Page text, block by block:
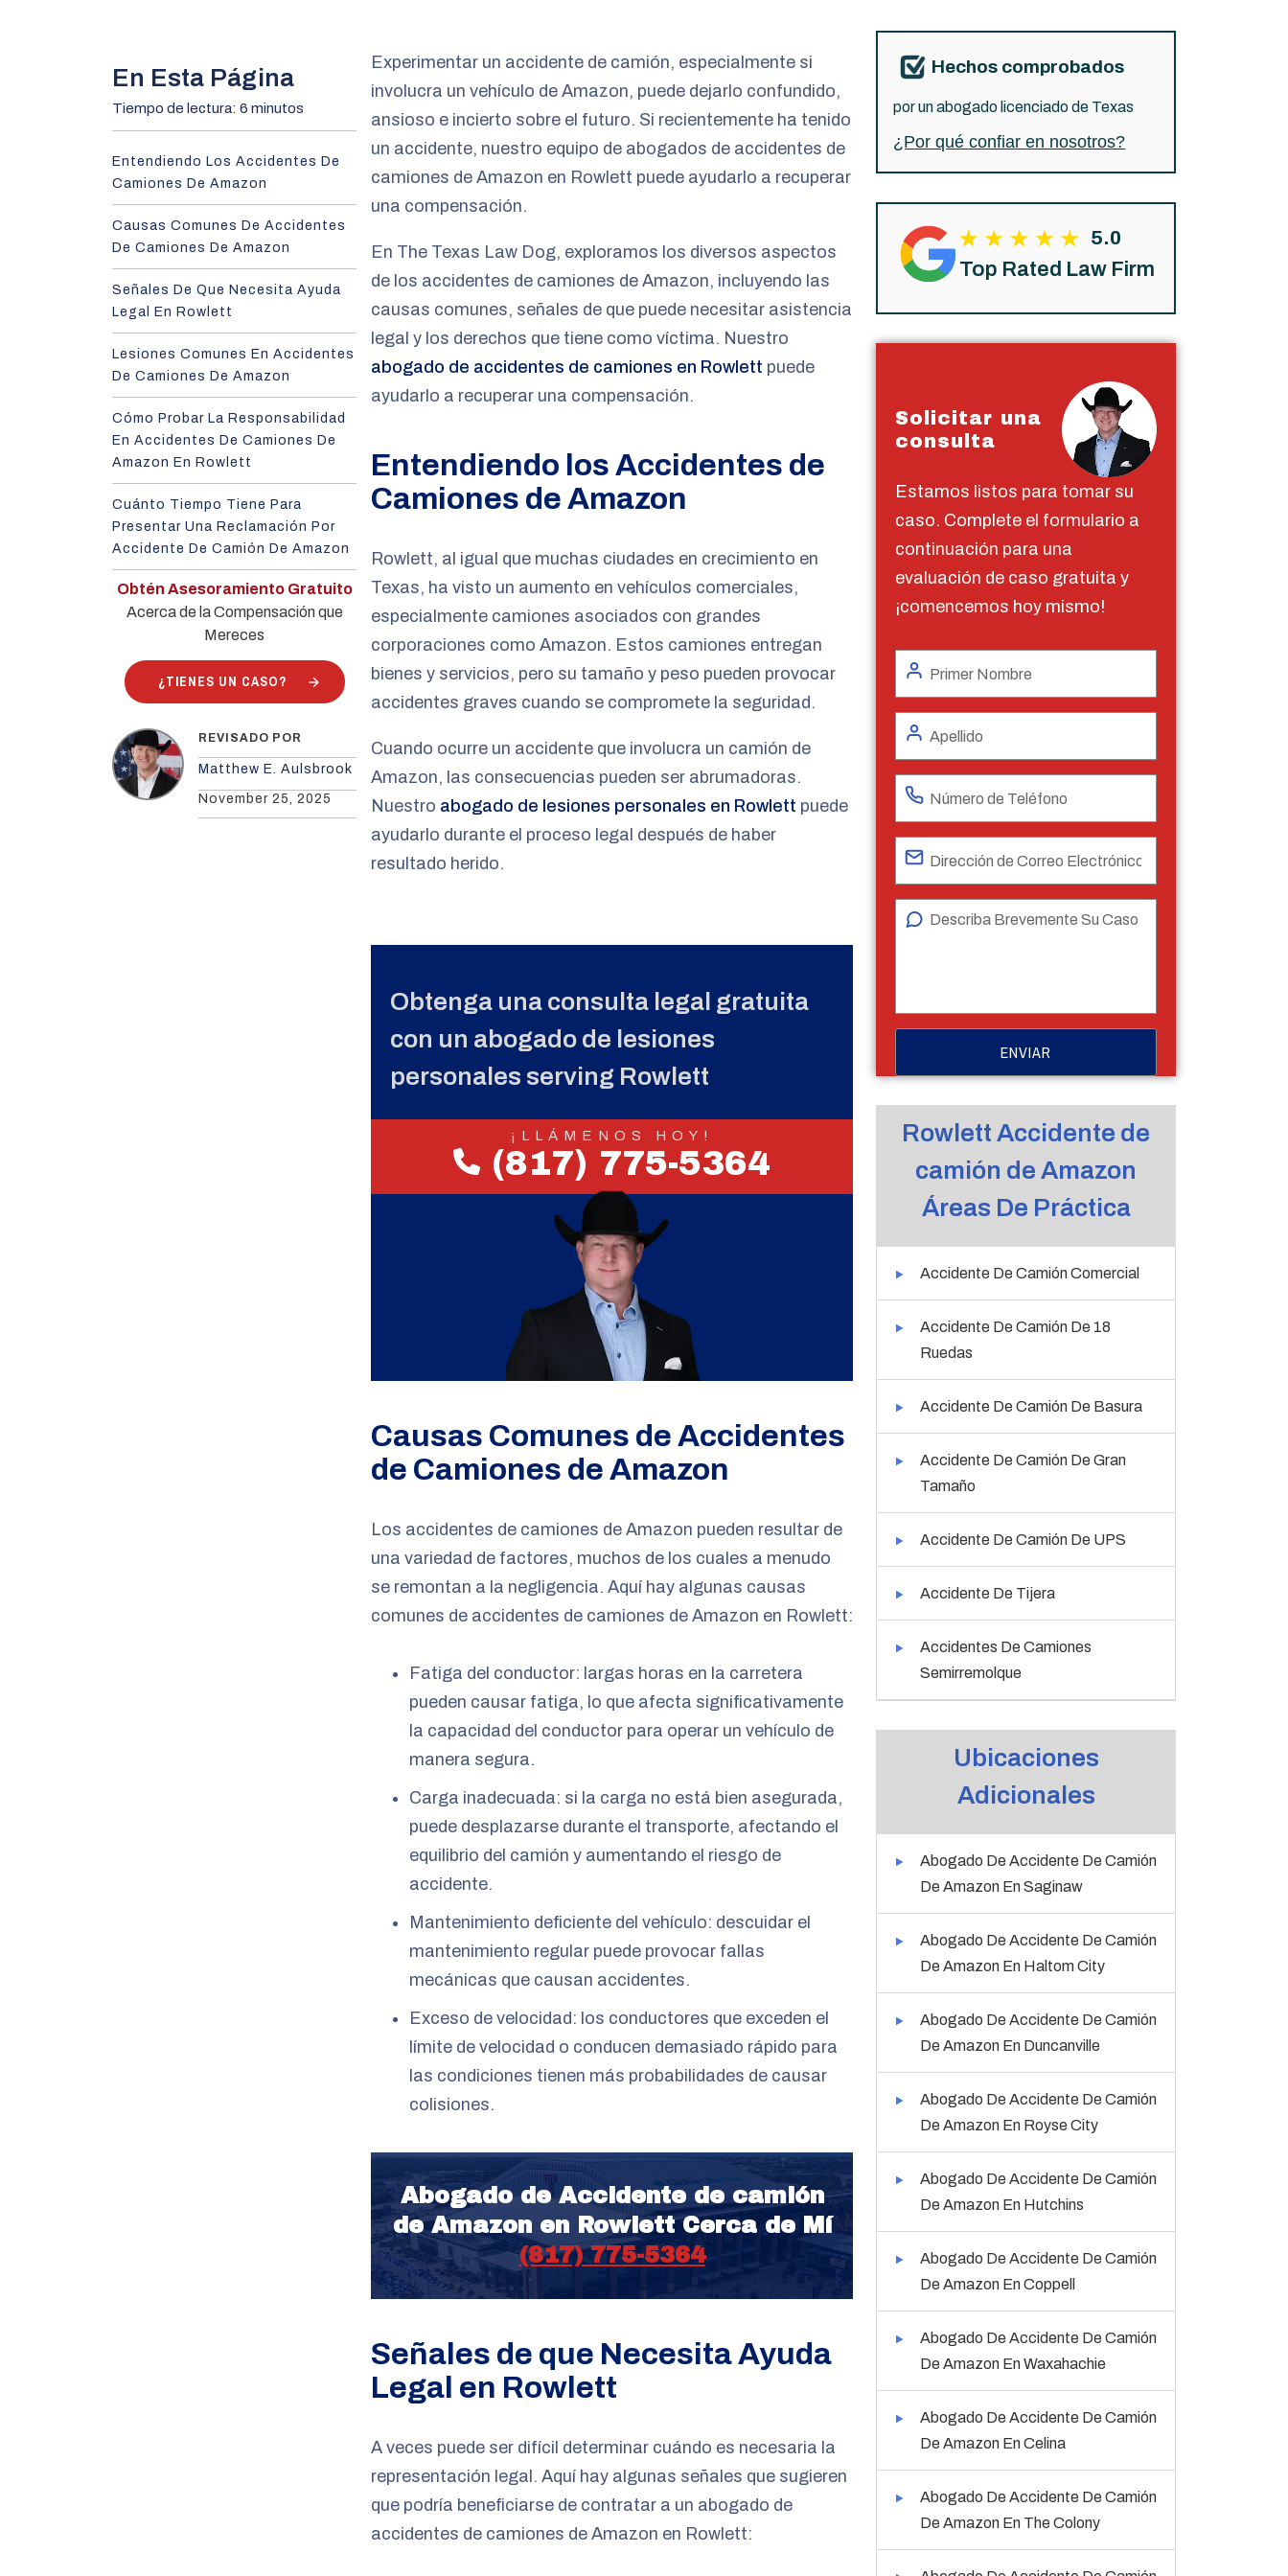
En Esta Página
Tiempo de lectura: 6 minutos
Entendiendo Los Accidentes De
Camiones De Amazon
Causas Comunes De Accidentes
De Camiones De Amazon
Señales De Que Necesita Ayuda
Legal En Rowlett
Lesiones Comunes En Accidentes
De Camiones De Amazon
Cómo Probar La Responsabilidad
En Accidentes De Camiones De
Amazon En Rowlett
Cuánto Tiempo Tiene Para
Presentar Una Reclamación Por
Accidente De Camión De Amazon
Obtén Asesoramiento Gratuito
Acerca de la Compensación que
Mereces
¿TIENES UN CASO?
REVISADO POR
Matthew E. Aulsbrook
November 25, 2025
Experimentar un accidente de camión, especialmente si
involucra un vehículo de Amazon, puede dejarlo confundido,
ansioso e incierto sobre el futuro. Si recientemente ha tenido
un accidente, nuestro equipo de abogados de accidentes de
camiones de Amazon en Rowlett puede ayudarlo a recuperar
una compensación.
En The Texas Law Dog, exploramos los diversos aspectos
de los accidentes de camiones de Amazon, incluyendo las
causas comunes, señales de que puede necesitar asistencia
legal y los derechos que tiene como víctima. Nuestro
abogado de accidentes de camiones en Rowlett puede
ayudarlo a recuperar una compensación.
Entendiendo los Accidentes de
Camiones de Amazon
Rowlett, al igual que muchas ciudades en crecimiento en
Texas, ha visto un aumento en vehículos comerciales,
especialmente camiones asociados con grandes
corporaciones como Amazon. Estos camiones entregan
bienes y servicios, pero su tamaño y peso pueden provocar
accidentes graves cuando se compromete la seguridad.
Cuando ocurre un accidente que involucra un camión de
Amazon, las consecuencias pueden ser abrumadoras.
Nuestro abogado de lesiones personales en Rowlett puede
ayudarlo durante el proceso legal después de haber
resultado herido.
Obtenga una consulta legal gratuita
con un abogado de lesiones
personales serving Rowlett
¡LLÁMENOS HOY!
(817) 775-5364
Causas Comunes de Accidentes
de Camiones de Amazon
Los accidentes de camiones de Amazon pueden resultar de
una variedad de factores, muchos de los cuales a menudo
se remontan a la negligencia. Aquí hay algunas causas
comunes de accidentes de camiones de Amazon en Rowlett:
Fatiga del conductor: largas horas en la carretera
pueden causar fatiga, lo que afecta significativamente
la capacidad del conductor para operar un vehículo de
manera segura.
Carga inadecuada: si la carga no está bien asegurada,
puede desplazarse durante el transporte, afectando el
equilibrio del camión y aumentando el riesgo de
accidente.
Mantenimiento deficiente del vehículo: descuidar el
mantenimiento regular puede provocar fallas
mecánicas que causan accidentes.
Exceso de velocidad: los conductores que exceden el
límite de velocidad o conducen demasiado rápido para
las condiciones tienen más probabilidades de causar
colisiones.
Abogado de Accidente de camión
de Amazon en Rowlett Cerca de Mí
(817) 775-5364
Señales de que Necesita Ayuda
Legal en Rowlett
A veces puede ser difícil determinar cuándo es necesaria la
representación legal. Aquí hay algunas señales que sugieren
que podría beneficiarse de contratar a un abogado de
accidentes de camiones de Amazon en Rowlett:
Hechos comprobados
por un abogado licenciado de Texas
¿Por qué confiar en nosotros?
5.0
Top Rated Law Firm
Solicitar una
consulta
Estamos listos para tomar su
caso. Complete el formulario a
continuación para una
evaluación de caso gratuita y
¡comencemos hoy mismo!
Rowlett Accidente de
camión de Amazon
Áreas De Práctica
Accidente De Camión Comercial
Accidente De Camión De 18
Ruedas
Accidente De Camión De Basura
Accidente De Camión De Gran
Tamaño
Accidente De Camión De UPS
Accidente De Tijera
Accidentes De Camiones
Semirremolque
Ubicaciones
Adicionales
Abogado De Accidente De Camión
De Amazon En Saginaw
Abogado De Accidente De Camión
De Amazon En Haltom City
Abogado De Accidente De Camión
De Amazon En Duncanville
Abogado De Accidente De Camión
De Amazon En Royse City
Abogado De Accidente De Camión
De Amazon En Hutchins
Abogado De Accidente De Camión
De Amazon En Coppell
Abogado De Accidente De Camión
De Amazon En Waxahachie
Abogado De Accidente De Camión
De Amazon En Celina
Abogado De Accidente De Camión
De Amazon En The Colony